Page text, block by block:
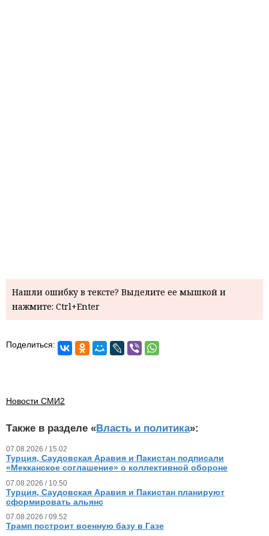
Нашли ошибку в тексте? Выделите ее мышкой и
нажмите: Ctrl+Enter
Поделиться:
Новости СМИ2
Также в разделе «Власть и политика»:
07.08.2026 / 15.02
Турция, Саудовская Аравия и Пакистан подписали
«Мекканское соглашение» о коллективной обороне
07.08.2026 / 10.50
Турция, Саудовская Аравия и Пакистан планируют
сформировать альянс
07.08.2026 / 09.52
Трамп построит военную базу в Газе